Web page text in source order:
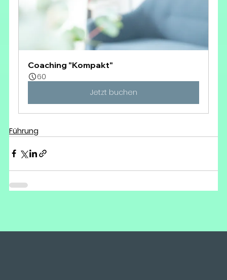
Coaching "Kompakt"
60
Jetzt buchen
Führung